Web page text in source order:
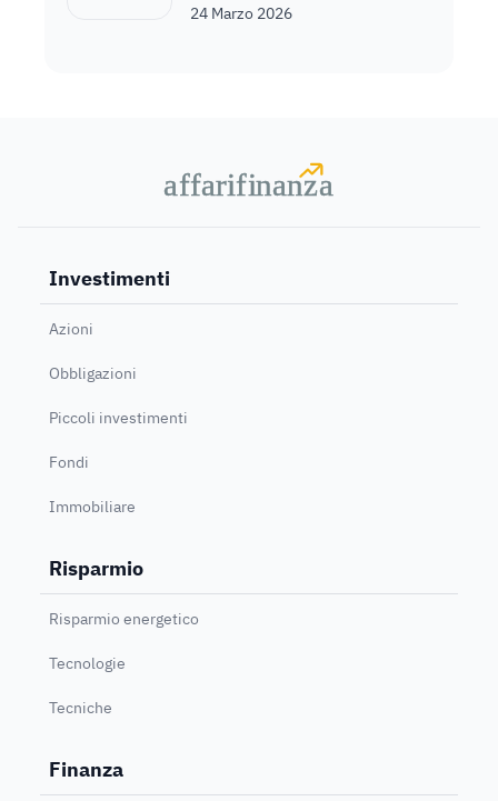
24 Marzo 2026
affarifinanza
affarifinanza
Investimenti
Azioni
Obbligazioni
Piccoli investimenti
Fondi
Immobiliare
Risparmio
Risparmio energetico
Tecnologie
Tecniche
Finanza